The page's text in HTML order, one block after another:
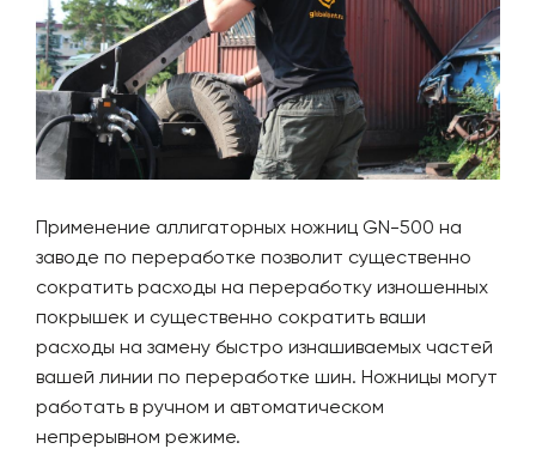
Применение аллигаторных ножниц GN-500 на
заводе по переработке позволит существенно
сократить расходы на переработку изношенных
покрышек и существенно сократить ваши
расходы на замену быстро изнашиваемых частей
вашей линии по переработке шин. Ножницы могут
работать в ручном и автоматическом
непрерывном режиме.